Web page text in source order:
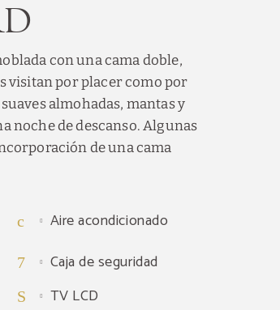
con una cama doble,
visitan por placer como por
almohadas, mantas y
noche de descanso. Algunas
de una cama
Aire acondicionado
Caja de seguridad
TV LCD